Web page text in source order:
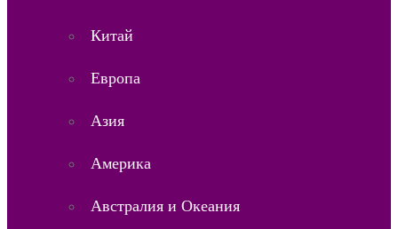
Китай
Европа
Азия
Америка
Австралия и Океания